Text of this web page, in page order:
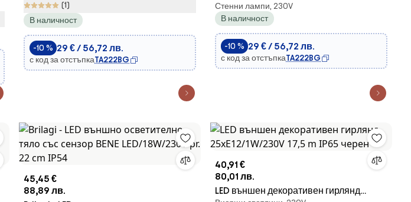
(1)
В наличност
-10 % 29 € / 56,72 лв.
с код за отстъпкаTA222BG
тяло BRICKY 1xE27/60W/230V кафяво
IP54
Стенни лампи, 230V
В наличност
-10 % 29 € / 56,72 лв.
с код за отстъпкаTA222BG
45,45 €
88,89 лв.
40,91 €
80,01 лв.
LED външен декоративен гирлянд